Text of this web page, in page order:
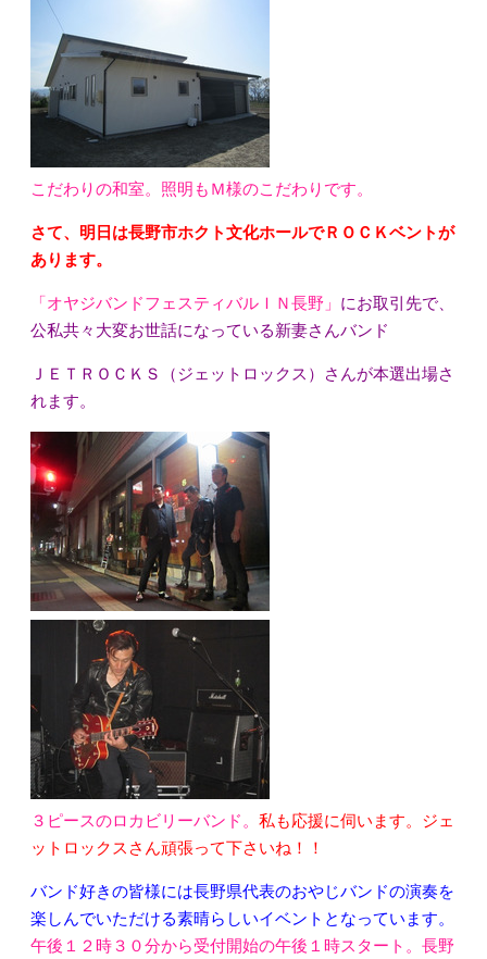
こだわりの和室。照明もＭ様のこだわりです。
さて、明日は長野市ホクト文化ホールでＲＯＣＫベントが
あります。
「オヤジバンドフェスティバルＩＮ長野」 にお取引先で、
公私共々大変お世話になっている新妻さんバンド
ＪＥＴＲＯＣＫＳ（ジェットロックス）さんが本選出場さ
れます。
３ピースのロカビリーバンド。 私も応援に伺います。ジェ
ットロックスさん頑張って下さいね！！
バンド好きの皆様には長野県代表のおやじバンドの演奏を
楽しんでいただける素晴らしいイベントとなっています。
午後１２時３０分から受付開始の午後１時スタート。長野